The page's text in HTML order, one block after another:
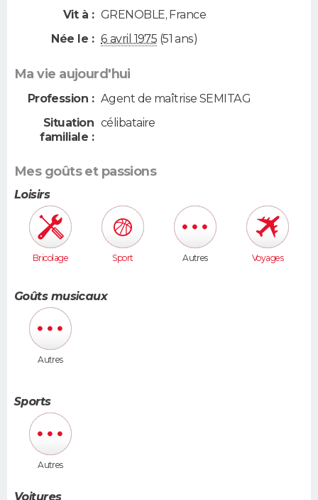
Vit à : GRENOBLE, France
Née le : 6 avril 1975 (51 ans)
Ma vie aujourd'hui
Profession : Agent de maîtrise SEMITAG
Situation
familiale :
célibataire
Mes goûts et passions
Loisirs
Bricolage Sport Autres Voyages
Goûts musicaux
Autres
Sports
Autres
Voitures